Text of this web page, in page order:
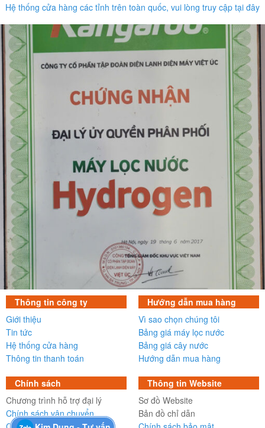
Hệ thống cửa hàng các tỉnh trên toàn quốc, vui lòng truy cập tại đây
Thông tin công ty
Giới thiệu
Tin tức
Hệ thống cửa hàng
Thông tin thanh toán
Hướng dẫn mua hàng
Vì sao chọn chúng tôi
Bảng giá máy lọc nước
Bảng giá cây nước
Hướng dẫn mua hàng
Chính sách
Chương trình hỗ trợ đại lý
Chính sách vận chuyển
Thông tin Website
Sơ đồ Website
Bản đồ chỉ dẫn